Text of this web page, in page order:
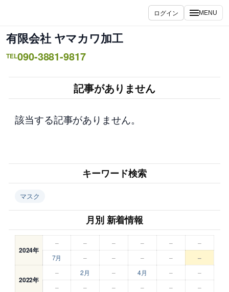
を
ス
キ
ログイン MENU
有限会社 ヤマカワ加工
TEL090-3881-9817
記事がありません
該当する記事がありません。
キーワード検索
マスク
月別 新着情報
2024年
– – – – –
–
7月
– – – – –
2022年
– 2月 – 4月 –
–
–
– – – – –